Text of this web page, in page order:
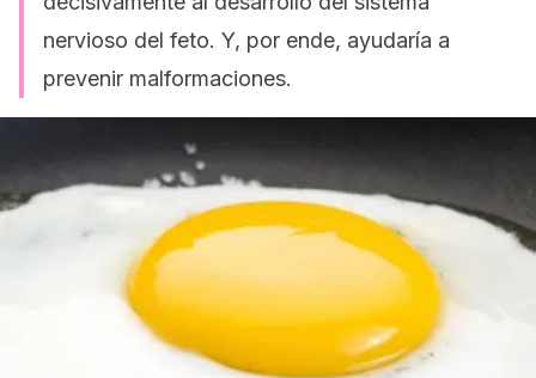
nervioso del feto. Y, por ende, ayudaría a
prevenir malformaciones.